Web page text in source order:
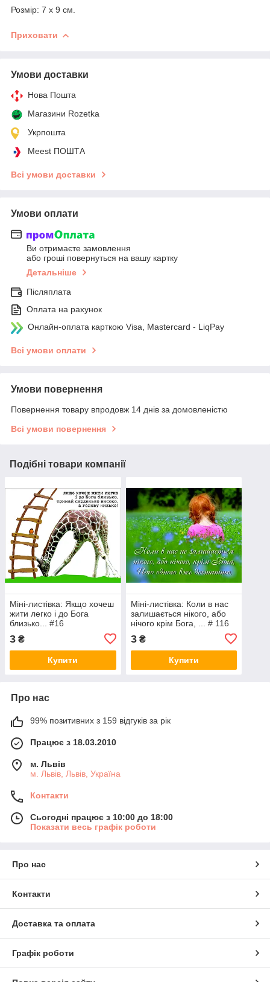
Розмір: 7 х 9 см.
Приховати
Умови доставки
Нова Пошта
Магазини Rozetka
Укрпошта
Meest ПОШТА
Всі умови доставки
Умови оплати
Ви отримаєте замовлення
або гроші повернуться на вашу картку
Детальніше
Післяплата
Оплата на рахунок
Онлайн-оплата карткою Visa, Mastercard - LiqPay
Всі умови оплати
Умови повернення
Повернення товару впродовж 14 днів за домовленістю
Всі умови повернення
Подібні товари компанії
Міні-листівка: Якщо хочеш
жити легко і до Бога
близько... #16
3 ₴
Купити
Міні-листівка: Коли в нас
залишається нікого, або
нічого крім Бога, ... # 116
3₴
Купити
Про нас
99% позитивних з 159 відгуків за рік
Працює з 18.03.2010
м. Львів
м. Львів, Львів, Україна
Контакти
Сьогодні працює з 10:00 до 18:00
Показати весь графік роботи
Про нас
Контакти
Доставка та оплата
Графік роботи